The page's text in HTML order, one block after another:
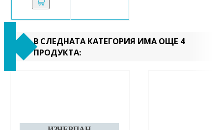
В СЛЕДНАТА КАТЕГОРИЯ ИМА ОЩЕ 4
ПРОДУКТА: